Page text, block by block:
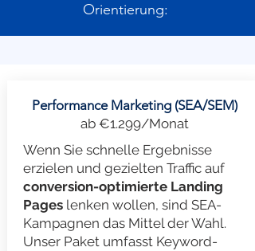
Orientierung:
Performance Marketing (SEA/SEM)
ab €1.299/Monat
Wenn Sie schnelle Ergebnisse
erzielen und gezielten Traffic auf
conversion-optimierte Landing
Pageslenken wollen, sind SEA-
Kampagnen das Mittel der Wahl.
Unser Paket umfasst Keyword-